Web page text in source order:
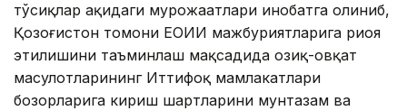
тўсиқлар ҳақидаги мурожаатлари инобатга олиниб,
Қозоғистон томони ЕОИИ мажбуриятларига риоя
этилишини таъминлаш мақсадида озиқ-овқат
маҳсулотларининг Иттифоқ мамлакатлари
бозорларига кириш шартларини мунтазам ва